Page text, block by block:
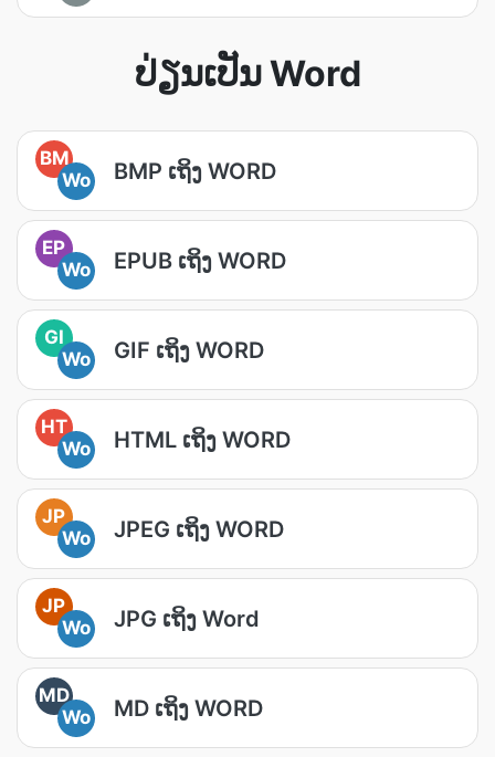
ປ່ຽນເປັນ Word
BM
Wo
BMP ເຖິງ WORD
EP
Wo
EPUB ເຖິງ WORD
GI
Wo
GIF ເຖິງ WORD
HT
Wo
HTML ເຖິງ WORD
JP
Wo
JPEG ເຖິງ WORD
JP
Wo
JPG ເຖິງ Word
MD
Wo
MD ເຖິງ WORD